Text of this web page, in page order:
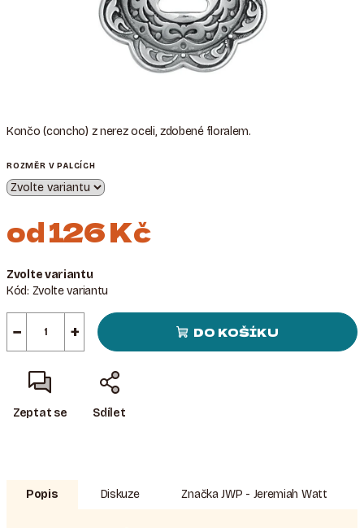
Končo (concho) z nerez oceli, zdobené floralem.
ROZMĚR V PALCÍCH
od126 Kč
cena:
Zvolte variantu
Kód: Zvolte variantu
+
− DO KOŠÍKU
Zeptat se Sdílet
Popis Diskuze ZnačkaJWP - Jeremiah Watt